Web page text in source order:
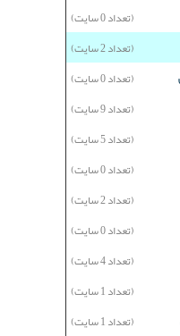
(تعداد 0 سایت)
(تعداد 2 سایت)
(تعداد 0 سایت)
(تعداد 9 سایت)
(تعداد 5 سایت)
(تعداد 0 سایت)
(تعداد 2 سایت)
(تعداد 0 سایت)
(تعداد 4 سایت)
(تعداد 1 سایت)
(تعداد 1 سایت)